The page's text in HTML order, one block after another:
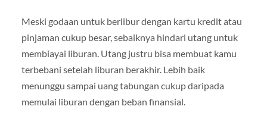
Meski godaan untuk berlibur dengan kartu kredit atau
pinjaman cukup besar, sebaiknya hindari utang untuk
membiayai liburan. Utang justru bisa membuat kamu
terbebani setelah liburan berakhir. Lebih baik
menunggu sampai uang tabungan cukup daripada
memulai liburan dengan beban finansial.